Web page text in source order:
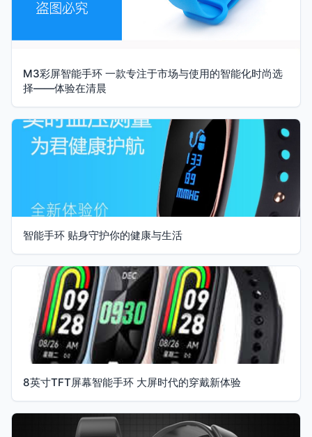
M3彩屏智能手环 一款专注于市场与使用的智能化时尚选
择——体验在清晨
智能手环 贴身守护你的健康与生活
8英寸TFT屏幕智能手环 大屏时代的穿戴新体验